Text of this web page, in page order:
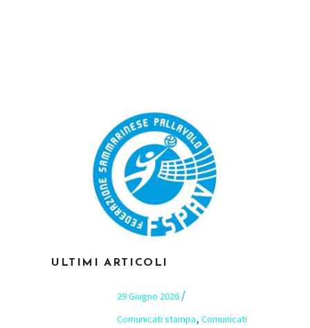
ULTIMI ARTICOLI
29 Giugno 2026
Comunicati stampa, Comunicati